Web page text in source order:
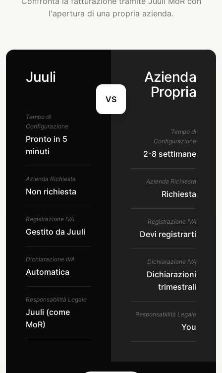
l'apertura di una propria azienda.
Juuli
Tempo di
Configurazione
Pronto in 5
minuti
Azienda Richiesta
Non richiesta
Registrazione IVA
Gestito da Juuli
Dichiarazione IVA
Automatica
Responsabilità Legale
Juuli (come
MoR)
VS
Azienda
Propria
Tempo di
Configurazione
2-8 settimane
Azienda Richiesta
Richiesta
Registrazione IVA
Devi registrarti
Dichiarazione IVA
Dichiarazioni
trimestrali
Responsabilità Legale
You